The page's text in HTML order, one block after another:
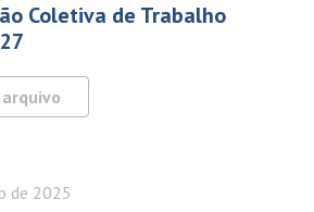
Coletiva de Trabalho
de 2025